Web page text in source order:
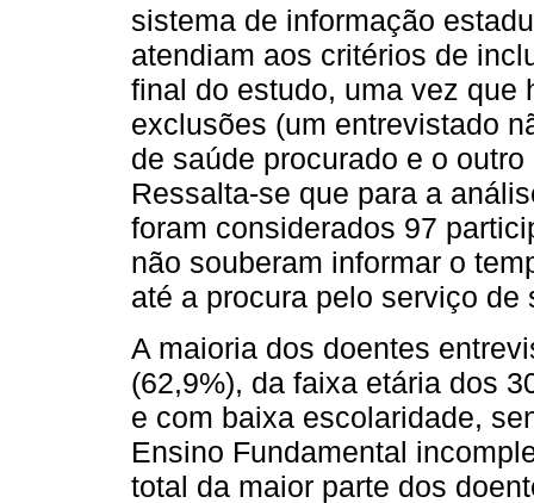
sistema de informação
atendiam aos critérios de
final do estudo, uma vez que
exclusões (um entrevistado
de saúde procurado e o
Ressalta-se que para a
foram considerados 97
não souberam informar o
até a procura pelo serviço de
A maioria dos doentes
(62,9%), da faixa etária dos
e com baixa escolaridade,
Ensino Fundamental
total da maior parte dos